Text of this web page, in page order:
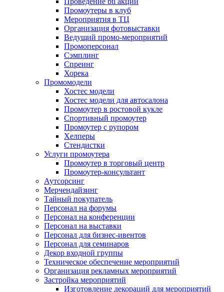
Промоутеры в клуб
Мероприятия в ТЦ
Организация фотовыставки
Ведущий промо-мероприятий
Промоперсонал
Сэмплинг
Спреинг
Хорека
Промомодели
Хостес модели
Хостес модели для автосалона
Промоутер в ростовой кукле
Спортивный промоутер
Промоутер с рупором
Хелперы
Стендистки
Услуги промоутера
Промоутер в торговый центр
Промоутер-консультант
Аутсорсинг
Мерчендайзинг
Тайный покупатель
Персонал на форумы
Персонал на конференции
Персонал на выставки
Персонал для бизнес-ивентов
Персонал для семинаров
Декор входной группы
Техническое обеспечение мероприятий
Организация рекламных мероприятий
Застройка мероприятий
Изготовление декораций для мероприятий